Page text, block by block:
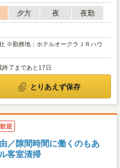
夕方 夜
夜勤
※勤務地：ホテルオークラＪＲハウ
終了まであと17日
とりあえず保存
迎
／隙間時間に働くのもあ
客室清掃